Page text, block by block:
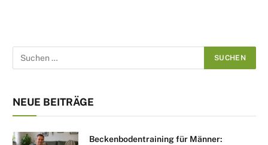
NEUE BEITRÄGE
Beckenbodentraining für Männer: